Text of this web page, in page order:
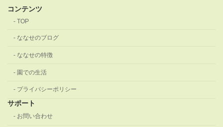
コンテンツ
TOP
ななせのブログ
ななせの特徴
園での生活
プライバシーポリシー
サポート
お問い合わせ